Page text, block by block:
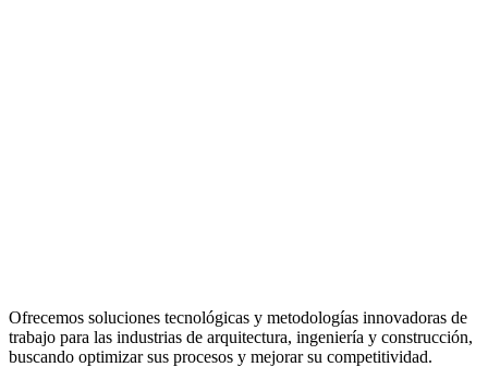
Ofrecemos soluciones tecnológicas y metodologías innovadoras de
trabajo para las industrias de arquitectura, ingeniería y construcción,
buscando optimizar sus procesos y mejorar su competitividad.